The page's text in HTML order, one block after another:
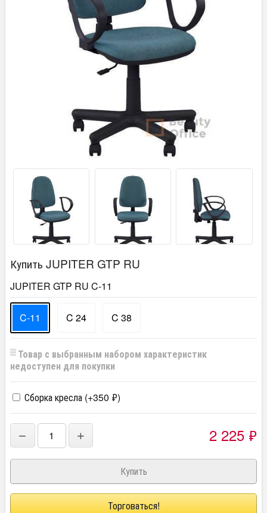
Купить JUPITER GTP RU
JUPITER GTP RU C-11
C-11 C 24 C 38
Товар с выбранным набором характеристик
недоступен для покупки
Сборка кресла (+350 ₽)
− + 2 225 ₽
Торговаться!